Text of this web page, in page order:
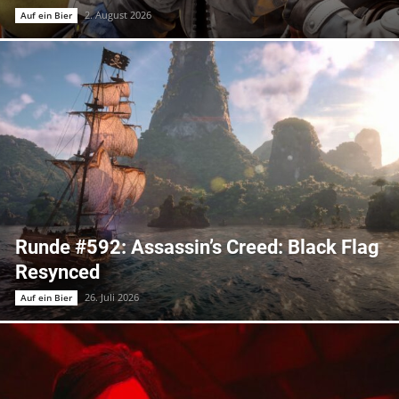
Auf ein Bier 2. August 2026
Runde #592: Assassin’s Creed: Black Flag
Resynced
Auf ein Bier 26. Juli 2026